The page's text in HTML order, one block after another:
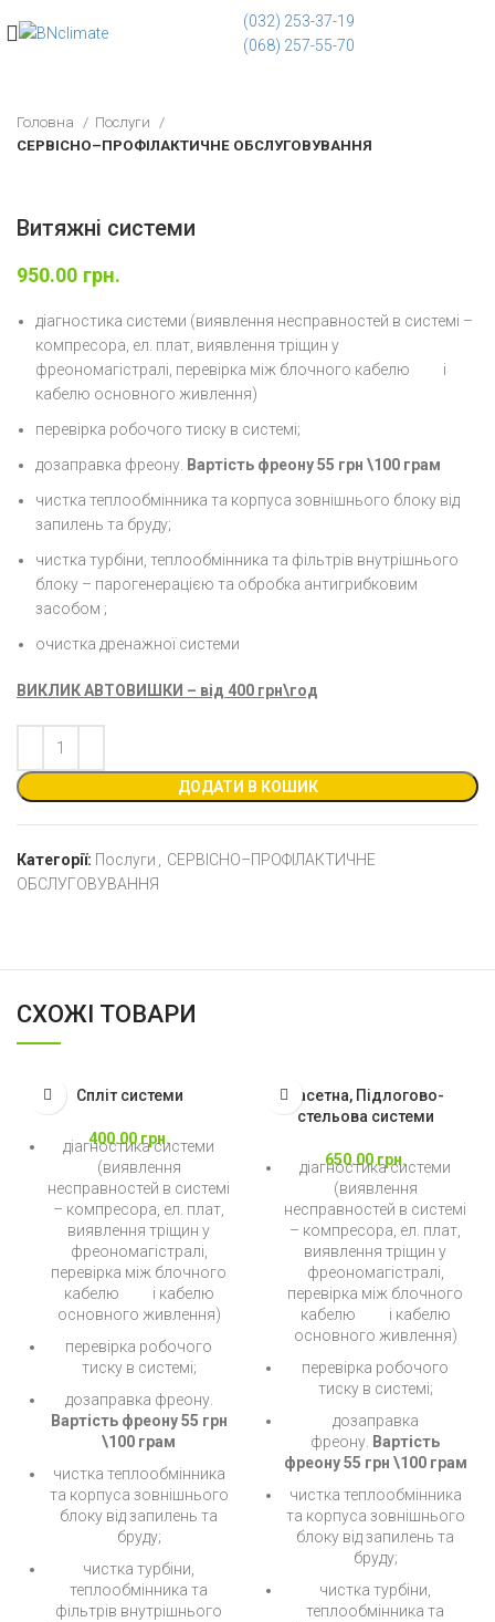
(032) 253-37-19
(068) 257-55-70
Головна
Послуги
СЕРВІСНО–ПРОФІЛАКТИЧНЕ ОБСЛУГОВУВАННЯ
Витяжні системи
950.00 грн.
діагностика системи (виявлення несправностей в системі –
компресора, ел. плат, виявлення тріщин у
фреономагістралі, перевірка між блочного кабелю і
кабелю основного живлення)
перевірка робочого тиску в системі;
дозаправка фреону. Вартість фреону 55 грн \100 грам
чистка теплообмінника та корпуса зовнішнього блоку від
запилень та бруду;
чистка турбіни, теплообмінника та фільтрів внутрішнього
блоку – парогенерацією та обробка антигрибковим
засобом ;
очистка дренажної системи
ВИКЛИК АВТОВИШКИ – від 400 грн\год
ДОДАТИ В КОШИК
Категорії: Послуги
СЕРВІСНО–ПРОФІЛАКТИЧНЕ
ОБСЛУГОВУВАННЯ
СХОЖІ ТОВАРИ
Спліт системи
400.00 грн.
діагностика системи
(виявлення
несправностей в системі
– компресора, ел. плат,
виявлення тріщин у
фреономагістралі,
перевірка між блочного
кабелю і кабелю
основного живлення)
перевірка робочого
тиску в системі;
дозаправка фреону.
Вартість фреону 55 грн
\100 грам
чистка теплообмінника
та корпуса зовнішнього
блоку від запилень та
бруду;
чистка турбіни,
теплообмінника та
фільтрів внутрішнього
Касетна, Підлогово-
стельова системи
650.00 грн.
діагностика системи
(виявлення
несправностей в системі
– компресора, ел. плат,
виявлення тріщин у
фреономагістралі,
перевірка між блочного
кабелю і кабелю
основного живлення)
перевірка робочого
тиску в системі;
дозаправка
фреону. Вартість
фреону 55 грн \100 грам
чистка теплообмінника
та корпуса зовнішнього
блоку від запилень та
бруду;
чистка турбіни,
теплообмінника та